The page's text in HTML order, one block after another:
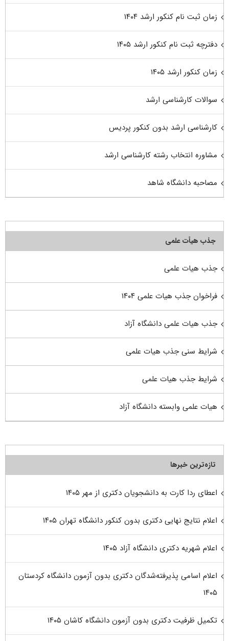
زمان ثبت نام کنکور ارشد ۱۴۰۴
دفترچه ثبت نام کنکور ارشد ۱۴۰۵
زمان کنکور ارشد ۱۴۰۵
سوالات کارشناسی ارشد
کارشناسی ارشد بدون کنکور پردیس
مشاوره انتخاب رشته کارشناسی ارشد
مصاحبه دانشگاه شاهد
جذب هیأت علمی
جذب هیات علمی
فراخوان جذب هیات علمی ۱۴۰۴
جذب هیات علمی دانشگاه آزاد
شرایط سنی جذب هیات علمی
شرایط جذب هیات علمی
هیات علمی وابسته دانشگاه آزاد
تازه‌ترین خبرها
اعطای ردا کارت به دانشجویان دکتری از مهر ۱۴۰۵
اعلام نتایج نهایی دکتری بدون کنکور دانشگاه تهران ۱۴۰۵
اعلام شهریه دکتری دانشگاه آزاد ۱۴۰۵
اعلام اسامی پذیرفته‌شدگان دکتری بدون آزمون دانشگاه کردستان
۱۴۰۵
تکمیل ظرفیت دکتری بدون آزمون دانشگاه کاشان ۱۴۰۵